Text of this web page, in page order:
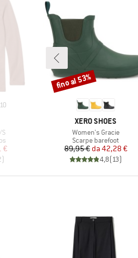
10
€
)
MARCHIO
XERO SHOES
Articolo
Women's Gracie
Gruppo di prodotti
Scarpe barefoot
Prezzo
89,95 € Prezzo ridotto
da 42,28 €
4,8(13)
Sconto
fino al 53%